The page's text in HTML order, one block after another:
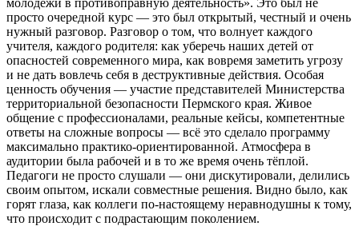
просто очередной курс — это был открытый, честный и очень
нужный разговор. Разговор о том, что волнует каждого
учителя, каждого родителя: как уберечь наших детей от
опасностей современного мира, как вовремя заметить угрозу
и не дать вовлечь себя в деструктивные действия. Особая
ценность обучения — участие представителей Министерства
территориальной безопасности Пермского края. Живое
общение с профессионалами, реальные кейсы, компетентные
ответы на сложные вопросы — всё это сделало программу
максимально практико-ориентированной. Атмосфера в
аудитории была рабочей и в то же время очень тёплой.
Педагоги не просто слушали — они дискутировали, делились
своим опытом, искали совместные решения. Видно было, как
горят глаза, как коллеги по-настоящему неравнодушны к тому,
что происходит с подрастающим поколением.